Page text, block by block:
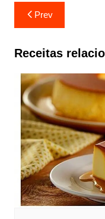
Navegação
de
artigos
Prev
Receitas